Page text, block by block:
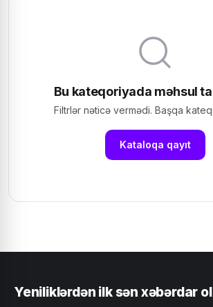
Bu kateqoriyada məhsul
Filtrlər nəticə vermədi. Başqa
Kataloqa qayıt
Yeniliklərdən ilk sən xəbərdar